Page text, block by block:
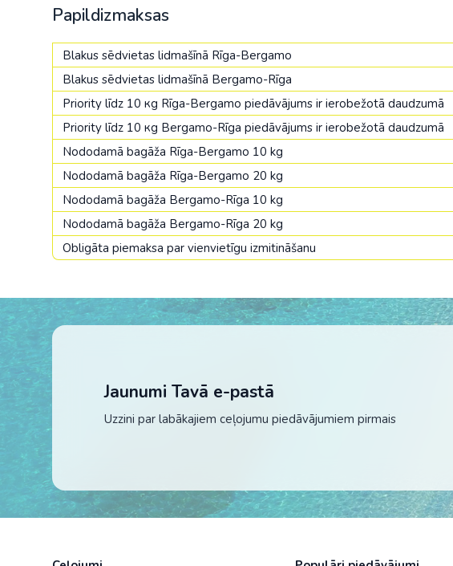
Papildizmaksas
Blakus sēdvietas lidmašīnā Rīga-Bergamo
Blakus sēdvietas lidmašīnā Bergamo-Rīga
Priority līdz 10 кg Rīga-Bergamo piedāvājums ir ierobežotā daudzumā
Priority līdz 10 кg Bergamo-Rīga piedāvājums ir ierobežotā daudzumā
Nododamā bagāža Rīga-Bergamo 10 kg
Nododamā bagāža Rīga-Bergamo 20 kg
Nododamā bagāža Bergamo-Rīga 10 kg
Nododamā bagāža Bergamo-Rīga 20 kg
Obligāta piemaksa par vienvietīgu izmitināšanu
Jaunumi Tavā e-pastā
Uzzini par labākajiem ceļojumu piedāvājumiem pirmais